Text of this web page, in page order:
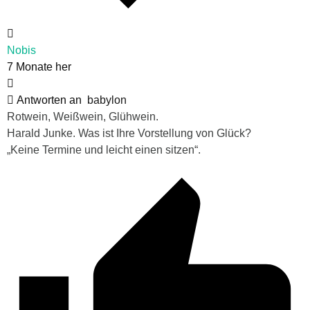
Nobis
7 Monate her
Antworten an
babylon
Rotwein, Weißwein, Glühwein.
Harald Junke. Was ist Ihre Vorstellung von Glück?
„Keine Termine und leicht einen sitzen“.